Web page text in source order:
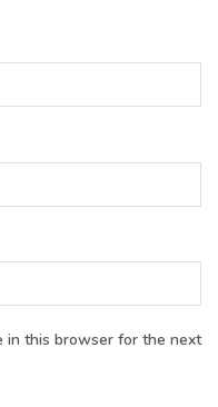
in this browser for the next